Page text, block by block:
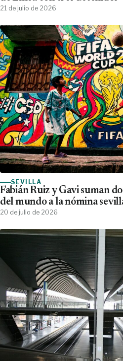
21 de julio de 2026
SEVILLA
Fabián Ruiz y Gavi suman
del mundo a la nómina
20 de julio de 2026